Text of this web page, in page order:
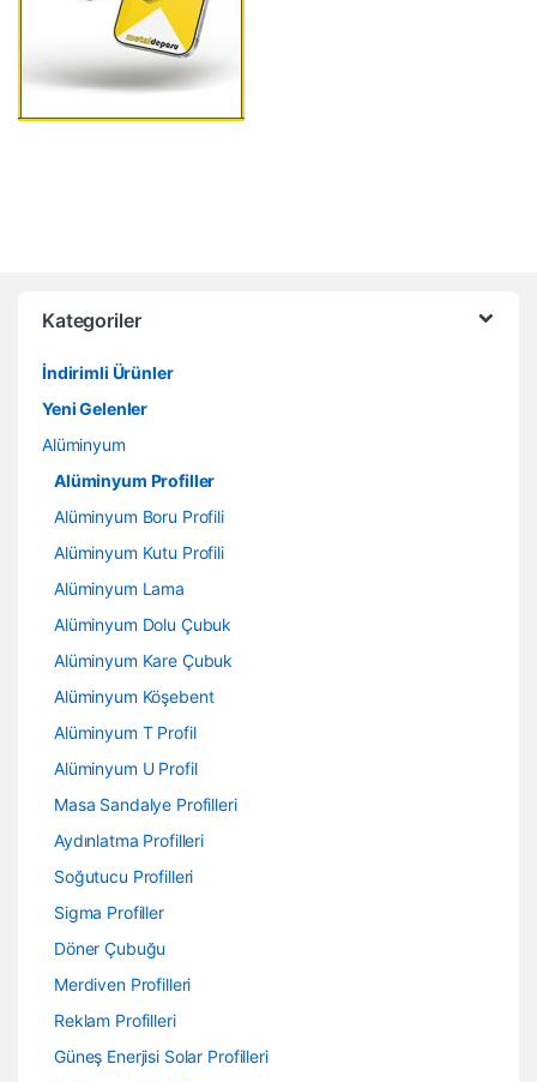
Kategoriler
İndirimli Ürünler
Yeni Gelenler
Alüminyum
Alüminyum Profiller
Alüminyum Boru Profili
Alüminyum Kutu Profili
Alüminyum Lama
Alüminyum Dolu Çubuk
Alüminyum Kare Çubuk
Alüminyum Köşebent
Alüminyum T Profil
Alüminyum U Profil
Masa Sandalye Profilleri
Aydınlatma Profilleri
Soğutucu Profilleri
Sigma Profiller
Döner Çubuğu
Merdiven Profilleri
Reklam Profilleri
Güneş Enerjisi Solar Profilleri